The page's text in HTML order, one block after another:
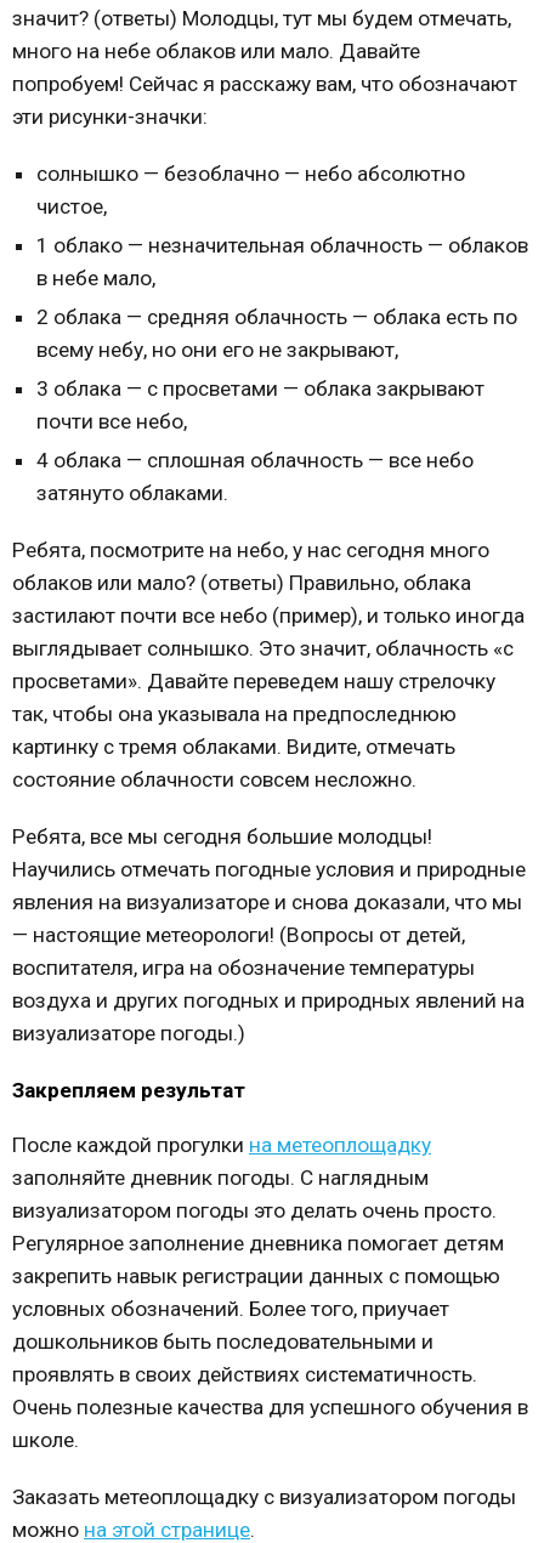
значит? (ответы) Молодцы, тут мы будем отмечать,
много на небе облаков или мало. Давайте
попробуем! Сейчас я расскажу вам, что обозначают
эти рисунки-значки:
солнышко — безоблачно — небо абсолютно
чистое,
1 облако — незначительная облачность — облаков
в небе мало,
2 облака — средняя облачность — облака есть по
всему небу, но они его не закрывают,
3 облака — с просветами — облака закрывают
почти все небо,
4 облака — сплошная облачность — все небо
затянуто облаками.
Ребята, посмотрите на небо, у нас сегодня много
облаков или мало? (ответы) Правильно, облака
застилают почти все небо (пример), и только иногда
выглядывает солнышко. Это значит, облачность «с
просветами». Давайте переведем нашу стрелочку
так, чтобы она указывала на предпоследнюю
картинку с тремя облаками. Видите, отмечать
состояние облачности совсем несложно.
Ребята, все мы сегодня большие молодцы!
Научились отмечать погодные условия и природные
явления на визуализаторе и снова доказали, что мы
— настоящие метеорологи! (Вопросы от детей,
воспитателя, игра на обозначение температуры
воздуха и других погодных и природных явлений на
визуализаторе погоды.)
Закрепляем результат
После каждой прогулки на метеоплощадку
заполняйте дневник погоды. С наглядным
визуализатором погоды это делать очень просто.
Регулярное заполнение дневника помогает детям
закрепить навык регистрации данных с помощью
условных обозначений. Более того, приучает
дошкольников быть последовательными и
проявлять в своих действиях систематичность.
Очень полезные качества для успешного обучения в
школе.
Заказать метеоплощадку с визуализатором погоды
можно на этой странице.